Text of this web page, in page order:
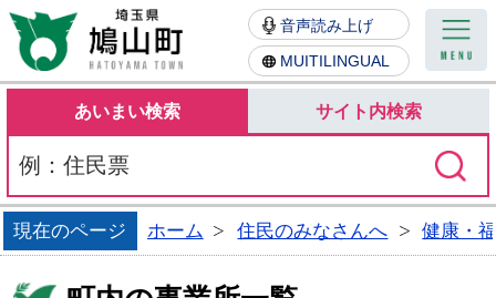
鳩山町
音声読み上げ
MUITILINGUAL
あいまい検索 サイト内検索
現在のページ ホーム 住民のみなさんへ 健康・